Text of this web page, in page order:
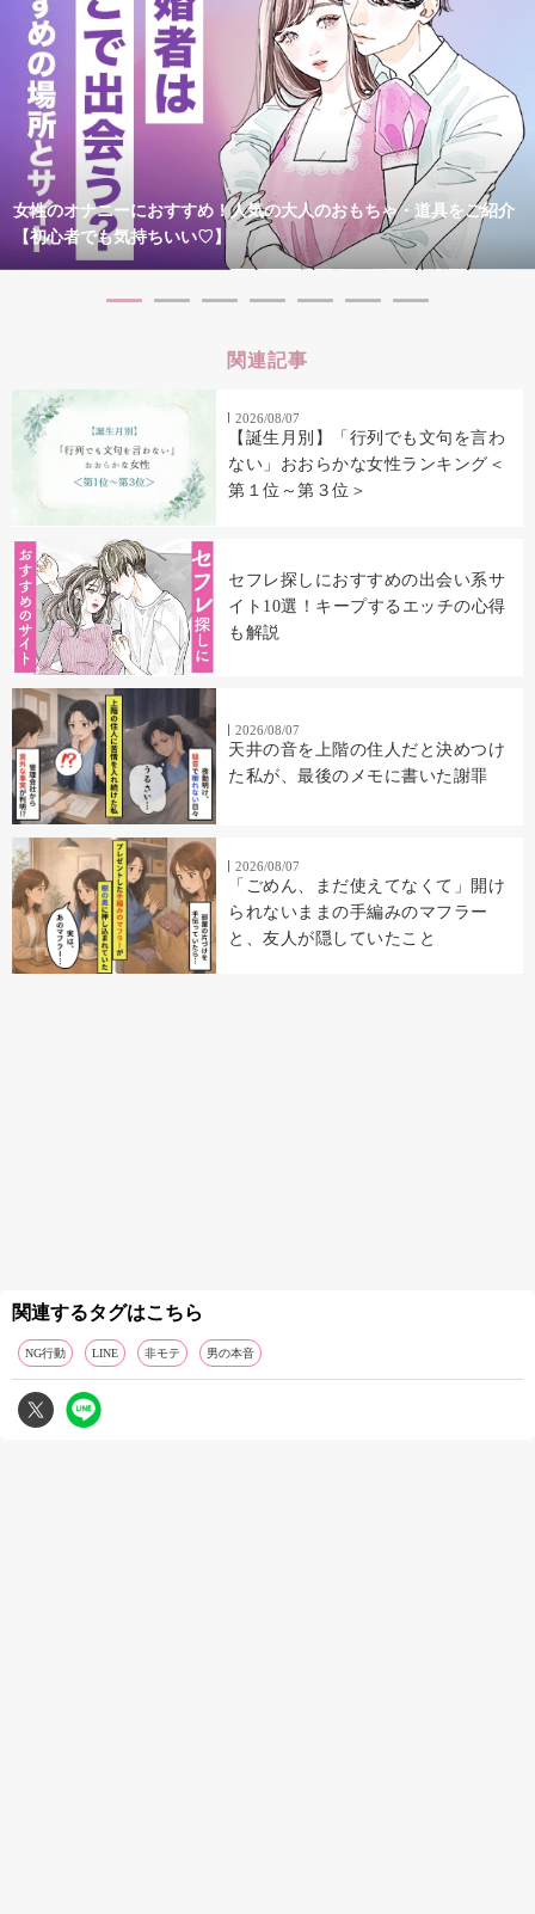
女性のオナニーにおすすめ！人気の大人のおもちゃ・道具をご紹介
【初心者でも気持ちいい♡】
関連記事
2026/08/07
【誕生月別】「行列でも文句を言わ
ない」おおらかな女性ランキング＜
第１位～第３位＞
セフレ探しにおすすめの出会い系サ
イト10選！キープするエッチの心得
も解説
2026/08/07
天井の音を上階の住人だと決めつけ
た私が、最後のメモに書いた謝罪
2026/08/07
「ごめん、まだ使えてなくて」開け
られないままの手編みのマフラー
と、友人が隠していたこと
関連するタグはこちら
NG行動 LINE 非モテ 男の本音